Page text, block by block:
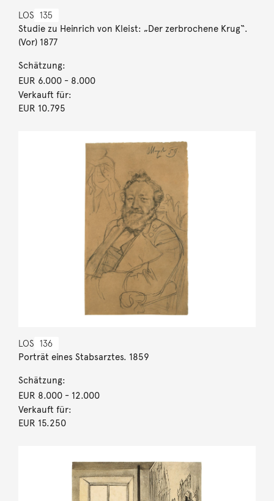
LOS 135
Studie zu Heinrich von Kleist: „Der zerbrochene Krug“.
(Vor) 1877
Schätzung:
EUR 6.000- 8.000
Verkauft für:
EUR 10.795
LOS 136
Porträt eines Stabsarztes. 1859
Schätzung:
EUR 8.000- 12.000
Verkauft für:
EUR 15.250